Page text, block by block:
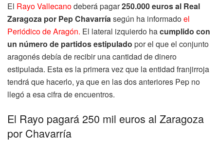
El Rayo Vallecanodeberá pagar250.000 euros al Real
Zaragoza por Pep Chavarríasegún ha informadoel
Periódico de Aragón. El lateral izquierdo hacumplido con
un número de partidos estipulado por el que el conjunto
aragonés debía de recibir una cantidad de dinero
estipulada. Esta es la primera vez que la entidad franjirroja
tendrá que hacerlo, ya que en las dos anteriores Pep no
llegó a esa cifra de encuentros.
El Rayo pagará 250 mil euros al Zaragoza
por Chavarría